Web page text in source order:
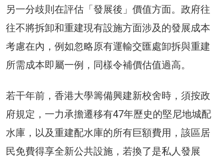
另一分歧則在評估「發展後」價值方面。政府往
往不將拆卸和重建現有設施方面涉及的發展成本
考慮在內，例如忽略原有運輸交匯處卸拆與重建
所需成本即屬一例，同樣令補價估值過高。
若干年前，香港大學籌備興建新校舍時，須按政
府規定，一力承擔遷移有47年歷史的堅尼地城配
水庫，以及重建配水庫的所有巨額費用，該區居
民免費得享全新公共設施，若換了是私人發展